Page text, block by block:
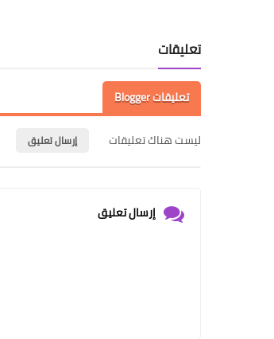
تعليقات
تعليقات Blogger
ليست هناك تعليقات إرسال تعليق
إرسال تعليق